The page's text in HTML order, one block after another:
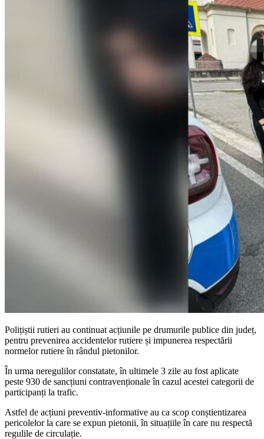
Polițiștii rutieri au continuat acțiunile pe drumurile publice din județ,
pentru prevenirea accidentelor rutiere și impunerea respectării
normelor rutiere în rândul pietonilor.
În urma neregulilor constatate, în ultimele 3 zile au fost aplicate
peste 930 de sancțiuni contravenționale în cazul acestei categorii de
participanți la trafic.
Astfel de acțiuni preventiv-informative au ca scop conștientizarea
pericolelor la care se expun pietonii, în situațiile în care nu respectă
regulile de circulație.